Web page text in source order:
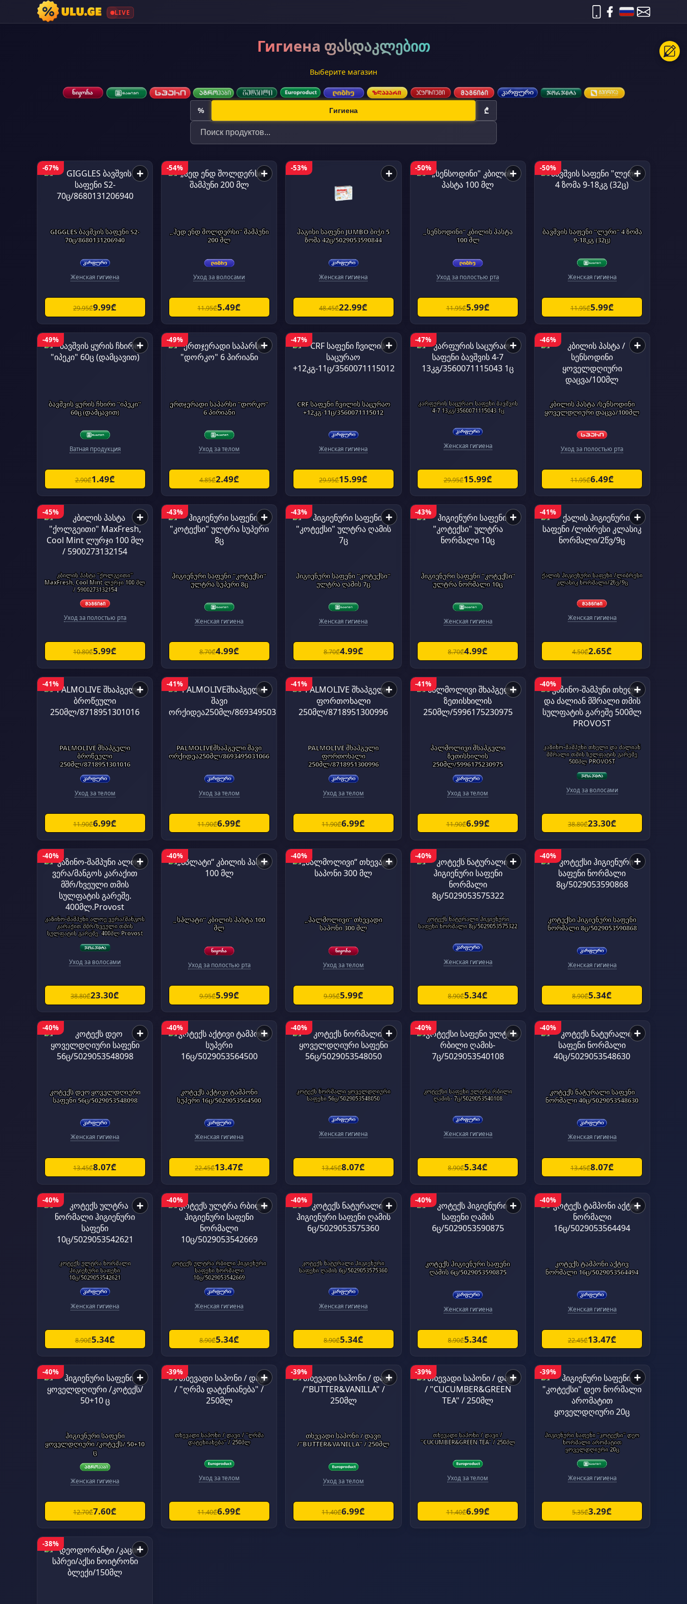
LIVE
Гигиена ფასდაკლებით
Выберите магазин
% Гигиена ₾
-67% +
GIGGLES ბავშვის საფენი S2-
70ც/8680131206940
Женская гигиена
29.95₾9.99₾
-54% +
„ჰედ ენდ შოლდერსი" შამპუნი
200 მლ
Уход за волосами
11.95₾5.49₾
-53% +
ჰაგისი საფენი JUMBO ბიჭი 5
ზომა 42ც/5029053590844
Женская гигиена
48.45₾22.99₾
-50% +
„სენსოდინი" კბილის პასტა
100 მლ
Уход за полостью рта
11.95₾5.99₾
-50% +
ბავშვის საფენი "ლერი" 4 ზომა
9-18კგ (32ც)
Женская гигиена
11.95₾5.99₾
-49% +
ბავშვის ყურის ჩხირი "იპეკი"
60ც (დამცავით)
Ватная продукция
2.90₾1.49₾
-49% +
ერთჯერადი საპარსი "დორკო"
6 პირიანი
Уход за телом
4.85₾2.49₾
-47% +
CRF საფენი ჩვილის საცურაო
+12კგ-11ც/3560071115012
Женская гигиена
29.95₾15.99₾
-47% +
კარფურის საცურაო საფენი ბავშვის
4-7 13კგ/3560071115043 1ც
Женская гигиена
29.95₾15.99₾
-46% +
კბილის პასტა /სენსოდინი
ყოველდღიური დაცვა/100მლ
Уход за полостью рта
11.95₾6.49₾
-45% +
კბილის პასტა "ქოლგეითი"
MaxFresh, Cool Mint ლურჯი 100 მლ
/ 5900273132154
Уход за полостью рта
10.80₾5.99₾
-43% +
ჰიგიენური საფენი "კოტექსი"
ულტრა სუპერი 8ც
Женская гигиена
8.70₾4.99₾
-43% +
ჰიგიენური საფენი "კოტექსი"
ულტრა ღამის 7ც
Женская гигиена
8.70₾4.99₾
-43% +
ჰიგიენური საფენი "კოტექსი"
ულტრა ნორმალი 10ც
Женская гигиена
8.70₾4.99₾
-41% +
ქალის ჰიგიენური საფენი /ლიბრესი
კლასიკ ნორმალი/2წვ/9ც
Женская гигиена
4.50₾2.65₾
-41% +
PALMOLIVE შხაპგელი
ბროწეული
250მლ/8718951301016
Уход за телом
11.90₾6.99₾
-41% +
PALMOLIVEშხაპგელი შავი
ორქიდეა250მლ/8693495031066
Уход за телом
11.90₾6.99₾
-41% +
PALMOLIVE შხაპგელი
ფორთოხალი
250მლ/8718951300996
Уход за телом
11.90₾6.99₾
-41% +
პალმოლივი შხაპგელი
ზეთისხილის
250მლ/5996175230975
Уход за телом
11.90₾6.99₾
-40% +
კაზინო-შამპუნი თხელი და ძალიან
მშრალი თმის სულფატის გარეშე
500მლ PROVOST
Уход за волосами
38.80₾23.30₾
-40% +
კაზინო-შამპუნი ალოე ვერა/მანგოს
კარაქით მშრ/ხვეული თმის
სულფატის გარეშე. 400მლ.Provost
Уход за волосами
38.80₾23.30₾
-40% +
„სპლატი“ კბილის პასტა 100
მლ
Уход за полостью рта
9.95₾5.99₾
-40% +
„პალმოლივი“ თხევადი
საპონი 300 მლ
Уход за телом
9.95₾5.99₾
-40% +
კოტექს ნატურალი ჰიგიენური
საფენი ნორმალი 8ც/5029053575322
Женская гигиена
8.90₾5.34₾
-40% +
კოტექსი ჰიგიენური საფენი
ნორმალი 8ც/5029053590868
Женская гигиена
8.90₾5.34₾
-40% +
კოტექს დეო ყოველდღიური
საფენი 56ც/5029053548098
Женская гигиена
13.45₾8.07₾
-40% +
კოტექს აქტივი ტამპონი
სუპერი 16ც/5029053564500
Женская гигиена
22.45₾13.47₾
-40% +
კოტექს ნორმალი ყოველდღიური
საფენი 56ც/5029053548050
Женская гигиена
13.45₾8.07₾
-40% +
კოტექსი საფენი ულტრა რბილი
ღამის- 7ც/5029053540108
Женская гигиена
8.90₾5.34₾
-40% +
კოტექს ნატურალი საფენი
ნორმალი 40ც/5029053548630
Женская гигиена
13.45₾8.07₾
-40% +
კოტექს ულტრა ნორმალი
ჰიგიენური საფენი
10ც/5029053542621
Женская гигиена
8.90₾5.34₾
-40% +
კოტექს ულტრა რბილი ჰიგიენური
საფენი ნორმალი
10ც/5029053542669
Женская гигиена
8.90₾5.34₾
-40% +
კოტექს ნატურალი ჰიგიენური
საფენი ღამის 6ც/5029053575360
Женская гигиена
8.90₾5.34₾
-40% +
კოტექს ჰიგიენური საფენი
ღამის 6ც/5029053590875
Женская гигиена
8.90₾5.34₾
-40% +
კოტექს ტამპონი აქტივ
ნორმალი 16ც/5029053564494
Женская гигиена
22.45₾13.47₾
-40% +
ჰიგიენური საფენი
ყოველდღიური /კოტექს/ 50+10
ც
Женская гигиена
12.70₾7.60₾
-39% +
თხევადი საპონი / დავი / "ღრმა
დატენიანება" / 250მლ
Уход за телом
11.40₾6.99₾
-39% +
თხევადი საპონი / დავი
/"BUTTER&VANILLA" / 250მლ
Уход за телом
11.40₾6.99₾
-39% +
თხევადი საპონი / დავი /
"CUCUMBER&GREEN TEA" / 250მლ
Уход за телом
11.40₾6.99₾
-39% +
ჰიგიენური საფენი "კოტექსი" დეო
ნორმალი არომატით
ყოველდღიური 20ც
Женская гигиена
5.35₾3.29₾
-38% +